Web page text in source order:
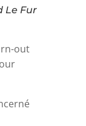
Le Fur
out